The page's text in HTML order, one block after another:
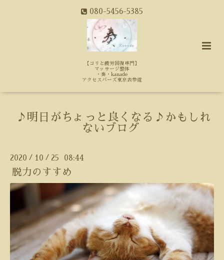
080-5456-5385
【コリと疲労回復専門】
マッサージ整体
・奏・kanade
アクセスバーズ東京表参道
♪明日がちょっと良くなる♪かもしれ
ないブログ
2020 / 10 / 25 08:44
脱力のすすめ